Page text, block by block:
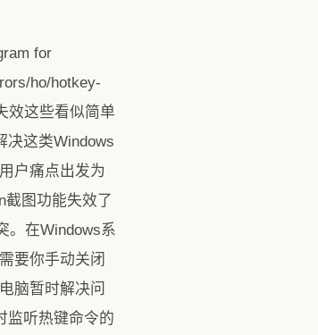
for
ho/hotkey-
效这些看似简单
决这类Windows
户痛点出发为
图功能失效了
。在Windows系
要你手动关闭
脑暂时解决问
监听热键命令的